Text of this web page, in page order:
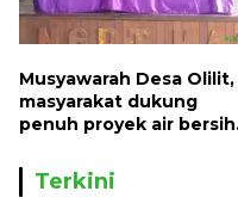
Musyawarah Desa Olilit,
masyarakat dukung
penuh proyek air bersih
Terkini